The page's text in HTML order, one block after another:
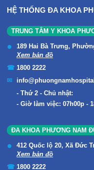
HỆ THỐNG ĐA KHOA
TRUNG TÂM Y KHOA
189 Hai Bà Trưng,
Xem bản đồ
1800 2222
Thứ 2 - Chủ nhật:
Giờ làm việc: 07h00p -
ĐA KHOA PHƯƠNG NAM
412 Quốc lộ 20, Xã Đức
Xem bản đồ
1800 2222